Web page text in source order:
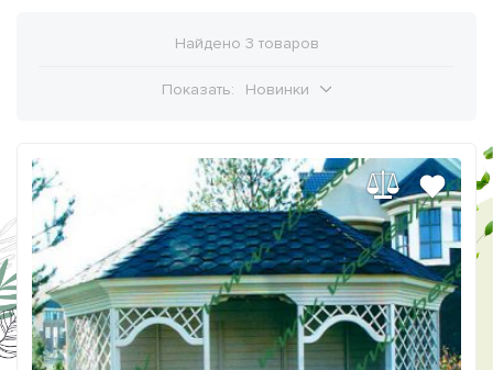
Найдено 3 товаров
Показать: Новинки